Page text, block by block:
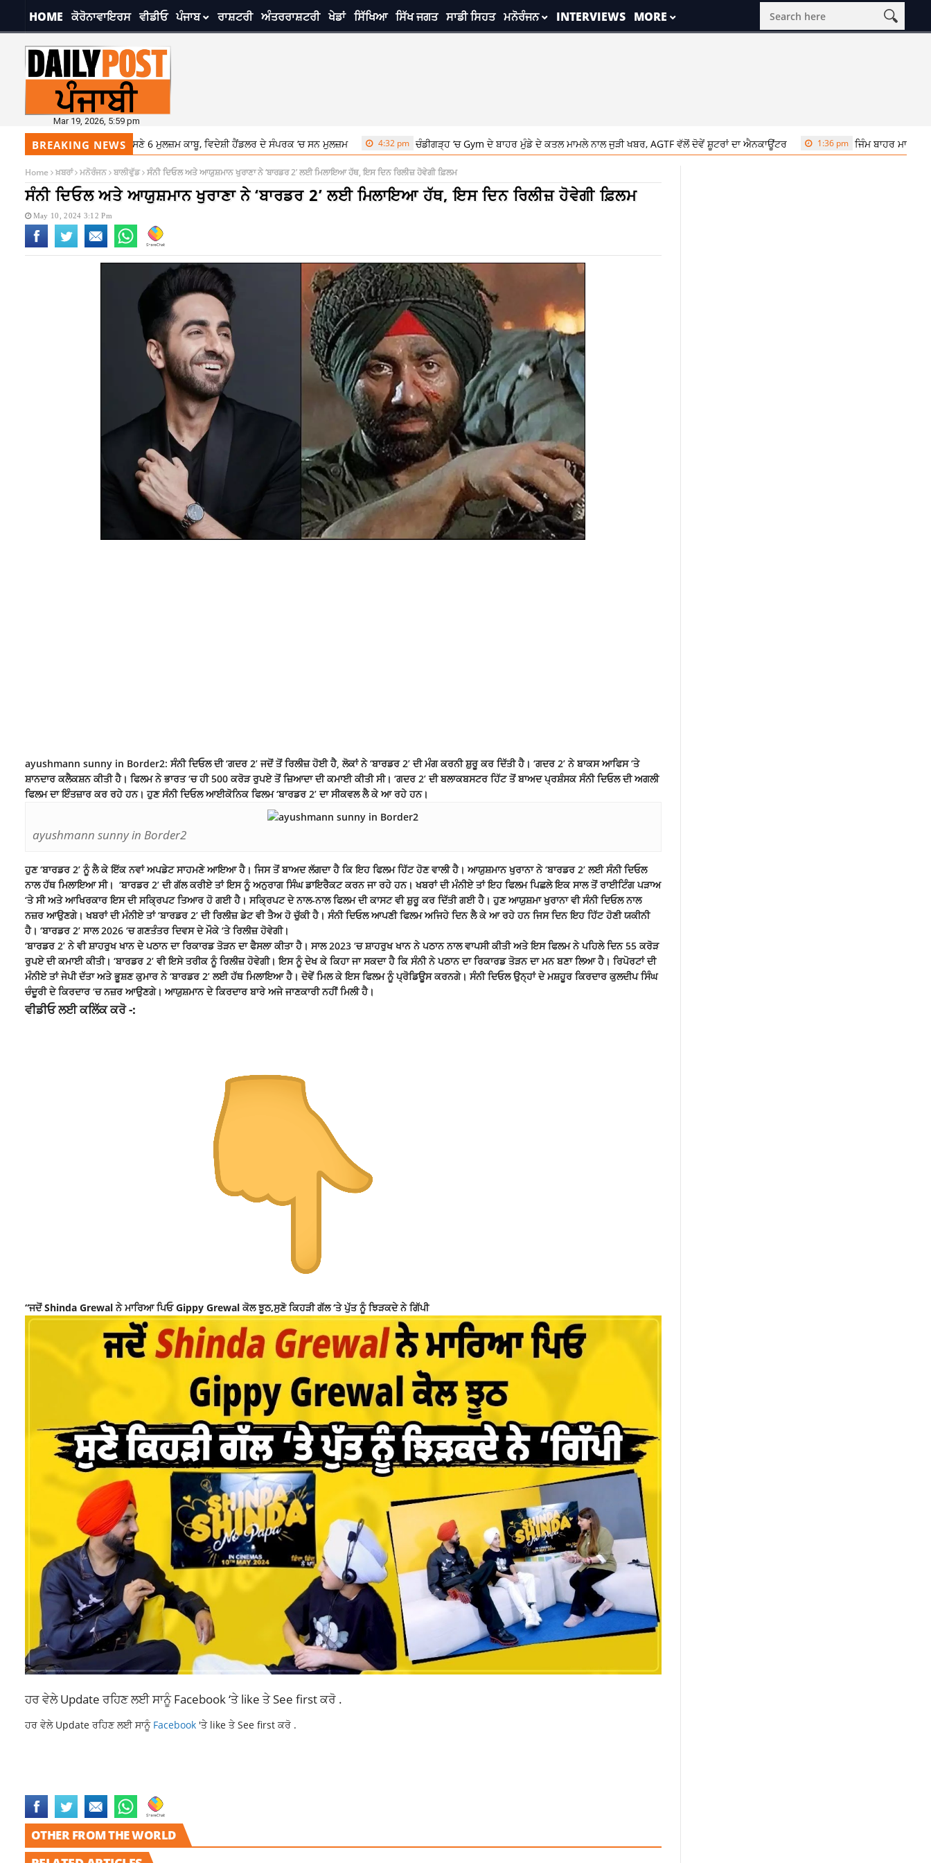
HOME ਕੋਰੋਨਾਵਾਇਰਸ ਵੀਡੀਓ ਪੰਜਾਬ ਰਾਸ਼ਟਰੀ ਅੰਤਰਰਾਸ਼ਟਰੀ ਖੇਡਾਂ ਸਿੱਖਿਆ ਸਿੱਖ ਜਗਤ ਸਾਡੀ ਸਿਹਤ ਮਨੋਰੰਜਨ INTERVIEWS MORE
Mar 19, 2026, 5:59 pm
BREAKING NEWS
ਪੁਲਿਸ ਵੱਲੋਂ ਹਥਿਆਰਾਂ ਸਣੇ 6 ਮੁਲਜ਼ਮ ਕਾਬੂ, ਵਿਦੇਸ਼ੀ ਹੈਂਡਲਰ ਦੇ ਸੰਪਰਕ ‘ਚ ਸਨ ਮੁਲਜ਼ਮ 4:32 pm ਚੰਡੀਗੜ੍ਹ ‘ਚ Gym ਦੇ ਬਾਹਰ ਮੁੰਡੇ ਦੇ ਕਤਲ ਮਾਮਲੇ ਨਾਲ ਜੁੜੀ ਖਬਰ, AGTF ਵੱਲੋਂ ਦੋਵੇਂ ਸ਼ੂਟਰਾਂ ਦਾ ਐਨਕਾਊਂਟਰ 1:36 pm ਜਿੰਮ ਬਾਹਰ ਮਾਰੇ ਗਏ ਪ੍ਰਾਪਰਟੀ
Home ਖ਼ਬਰਾਂ ਮਨੋਰੰਜਨ ਬਾਲੀਵੁੱਡ ਸੰਨੀ ਦਿਓਲ ਅਤੇ ਆਯੁਸ਼ਮਾਨ ਖੁਰਾਣਾ ਨੇ ‘ਬਾਰਡਰ 2’ ਲਈ ਮਿਲਾਇਆ ਹੱਥ, ਇਸ ਦਿਨ ਰਿਲੀਜ਼ ਹੋਵੇਗੀ ਫ਼ਿਲਮ
ਸੰਨੀ ਦਿਓਲ ਅਤੇ ਆਯੁਸ਼ਮਾਨ ਖੁਰਾਣਾ ਨੇ ‘ਬਾਰਡਰ 2’ ਲਈ ਮਿਲਾਇਆ ਹੱਥ, ਇਸ ਦਿਨ ਰਿਲੀਜ਼ ਹੋਵੇਗੀ ਫ਼ਿਲਮ
May 10, 2024 3:12 Pm
ayushmann sunny in Border2: ਸੰਨੀ ਦਿਓਲ ਦੀ ‘ਗਦਰ 2’ ਜਦੋਂ ਤੋਂ ਰਿਲੀਜ਼ ਹੋਈ ਹੈ, ਲੋਕਾਂ ਨੇ ‘ਬਾਰਡਰ 2’ ਦੀ ਮੰਗ ਕਰਨੀ ਸ਼ੁਰੂ ਕਰ ਦਿੱਤੀ ਹੈ। ‘ਗਦਰ 2’ ਨੇ ਬਾਕਸ ਆਫਿਸ ‘ਤੇ
ਸ਼ਾਨਦਾਰ ਕਲੈਕਸ਼ਨ ਕੀਤੀ ਹੈ। ਫਿਲਮ ਨੇ ਭਾਰਤ ‘ਚ ਹੀ 500 ਕਰੋੜ ਰੁਪਏ ਤੋਂ ਜ਼ਿਆਦਾ ਦੀ ਕਮਾਈ ਕੀਤੀ ਸੀ। ‘ਗਦਰ 2’ ਦੀ ਬਲਾਕਬਸਟਰ ਹਿੱਟ ਤੋਂ ਬਾਅਦ ਪ੍ਰਸ਼ੰਸਕ ਸੰਨੀ ਦਿਓਲ ਦੀ ਅਗਲੀ
ਫਿਲਮ ਦਾ ਇੰਤਜ਼ਾਰ ਕਰ ਰਹੇ ਹਨ। ਹੁਣ ਸੰਨੀ ਦਿਓਲ ਆਈਕੋਨਿਕ ਫਿਲਮ ‘ਬਾਰਡਰ 2’ ਦਾ ਸੀਕਵਲ ਲੈ ਕੇ ਆ ਰਹੇ ਹਨ।
ayushmann sunny in Border2
ਹੁਣ ‘ਬਾਰਡਰ 2’ ਨੂੰ ਲੈ ਕੇ ਇੱਕ ਨਵਾਂ ਅਪਡੇਟ ਸਾਹਮਣੇ ਆਇਆ ਹੈ। ਜਿਸ ਤੋਂ ਬਾਅਦ ਲੱਗਦਾ ਹੈ ਕਿ ਇਹ ਫਿਲਮ ਹਿੱਟ ਹੋਣ ਵਾਲੀ ਹੈ। ਆਯੁਸ਼ਮਾਨ ਖੁਰਾਨਾ ਨੇ ‘ਬਾਰਡਰ 2’ ਲਈ ਸੰਨੀ ਦਿਓਲ
ਨਾਲ ਹੱਥ ਮਿਲਾਇਆ ਸੀ। ‘ਬਾਰਡਰ 2’ ਦੀ ਗੱਲ ਕਰੀਏ ਤਾਂ ਇਸ ਨੂੰ ਅਨੁਰਾਗ ਸਿੰਘ ਡਾਇਰੈਕਟ ਕਰਨ ਜਾ ਰਹੇ ਹਨ। ਖਬਰਾਂ ਦੀ ਮੰਨੀਏ ਤਾਂ ਇਹ ਫਿਲਮ ਪਿਛਲੇ ਇਕ ਸਾਲ ਤੋਂ ਰਾਈਟਿੰਗ ਪੜਾਅ
‘ਤੇ ਸੀ ਅਤੇ ਆਖਿਰਕਾਰ ਇਸ ਦੀ ਸਕ੍ਰਿਪਟ ਤਿਆਰ ਹੋ ਗਈ ਹੈ। ਸਕ੍ਰਿਪਟ ਦੇ ਨਾਲ-ਨਾਲ ਫਿਲਮ ਦੀ ਕਾਸਟ ਵੀ ਸ਼ੁਰੂ ਕਰ ਦਿੱਤੀ ਗਈ ਹੈ। ਹੁਣ ਆਯੁਸ਼ਮਾ ਖੁਰਾਨਾ ਵੀ ਸੰਨੀ ਦਿਓਲ ਨਾਲ
ਨਜ਼ਰ ਆਉਣਗੇ। ਖਬਰਾਂ ਦੀ ਮੰਨੀਏ ਤਾਂ ‘ਬਾਰਡਰ 2’ ਦੀ ਰਿਲੀਜ਼ ਡੇਟ ਵੀ ਤੈਅ ਹੋ ਚੁੱਕੀ ਹੈ। ਸੰਨੀ ਦਿਓਲ ਆਪਣੀ ਫਿਲਮ ਅਜਿਹੇ ਦਿਨ ਲੈ ਕੇ ਆ ਰਹੇ ਹਨ ਜਿਸ ਦਿਨ ਇਹ ਹਿੱਟ ਹੋਣੀ ਯਕੀਨੀ
ਹੈ। ‘ਬਾਰਡਰ 2’ ਸਾਲ 2026 ‘ਚ ਗਣਤੰਤਰ ਦਿਵਸ ਦੇ ਮੌਕੇ ‘ਤੇ ਰਿਲੀਜ਼ ਹੋਵੇਗੀ।
‘ਬਾਰਡਰ 2’ ਨੇ ਵੀ ਸ਼ਾਹਰੁਖ ਖਾਨ ਦੇ ਪਠਾਨ ਦਾ ਰਿਕਾਰਡ ਤੋੜਨ ਦਾ ਫੈਸਲਾ ਕੀਤਾ ਹੈ। ਸਾਲ 2023 ‘ਚ ਸ਼ਾਹਰੁਖ ਖਾਨ ਨੇ ਪਠਾਨ ਨਾਲ ਵਾਪਸੀ ਕੀਤੀ ਅਤੇ ਇਸ ਫਿਲਮ ਨੇ ਪਹਿਲੇ ਦਿਨ 55 ਕਰੋੜ
ਰੁਪਏ ਦੀ ਕਮਾਈ ਕੀਤੀ। ‘ਬਾਰਡਰ 2’ ਵੀ ਇਸੇ ਤਰੀਕ ਨੂੰ ਰਿਲੀਜ਼ ਹੋਵੇਗੀ। ਇਸ ਨੂੰ ਦੇਖ ਕੇ ਕਿਹਾ ਜਾ ਸਕਦਾ ਹੈ ਕਿ ਸੰਨੀ ਨੇ ਪਠਾਨ ਦਾ ਰਿਕਾਰਡ ਤੋੜਨ ਦਾ ਮਨ ਬਣਾ ਲਿਆ ਹੈ। ਰਿਪੋਰਟਾਂ ਦੀ
ਮੰਨੀਏ ਤਾਂ ਜੇਪੀ ਦੱਤਾ ਅਤੇ ਭੂਸ਼ਣ ਕੁਮਾਰ ਨੇ ‘ਬਾਰਡਰ 2’ ਲਈ ਹੱਥ ਮਿਲਾਇਆ ਹੈ। ਦੋਵੇਂ ਮਿਲ ਕੇ ਇਸ ਫਿਲਮ ਨੂੰ ਪ੍ਰੋਡਿਊਸ ਕਰਨਗੇ। ਸੰਨੀ ਦਿਓਲ ਉਨ੍ਹਾਂ ਦੇ ਮਸ਼ਹੂਰ ਕਿਰਦਾਰ ਕੁਲਦੀਪ ਸਿੰਘ
ਚੰਦੂਰੀ ਦੇ ਕਿਰਦਾਰ ‘ਚ ਨਜ਼ਰ ਆਉਣਗੇ। ਆਯੁਸ਼ਮਾਨ ਦੇ ਕਿਰਦਾਰ ਬਾਰੇ ਅਜੇ ਜਾਣਕਾਰੀ ਨਹੀਂ ਮਿਲੀ ਹੈ।
ਵੀਡੀਓ ਲਈ ਕਲਿੱਕ ਕਰੋ -:
“ਜਦੋਂ Shinda Grewal ਨੇ ਮਾਰਿਆ ਪਿਓ Gippy Grewal ਕੋਲ ਝੂਠ,ਸੁਣੋ ਕਿਹੜੀ ਗੱਲ ‘ਤੇ ਪੁੱਤ ਨੂੰ ਝਿੜਕਦੇ ਨੇ ਗਿੱਪੀ
ਹਰ ਵੇਲੇ Update ਰਹਿਣ ਲਈ ਸਾਨੂੰFacebook‘ਤੇ like ਤੇ See first ਕਰੋ .
ਹਰ ਵੇਲੇ Update ਰਹਿਣ ਲਈ ਸਾਨੂੰ Facebook 'ਤੇ like ਤੇ See first ਕਰੋ .
OTHER FROM THE WORLD